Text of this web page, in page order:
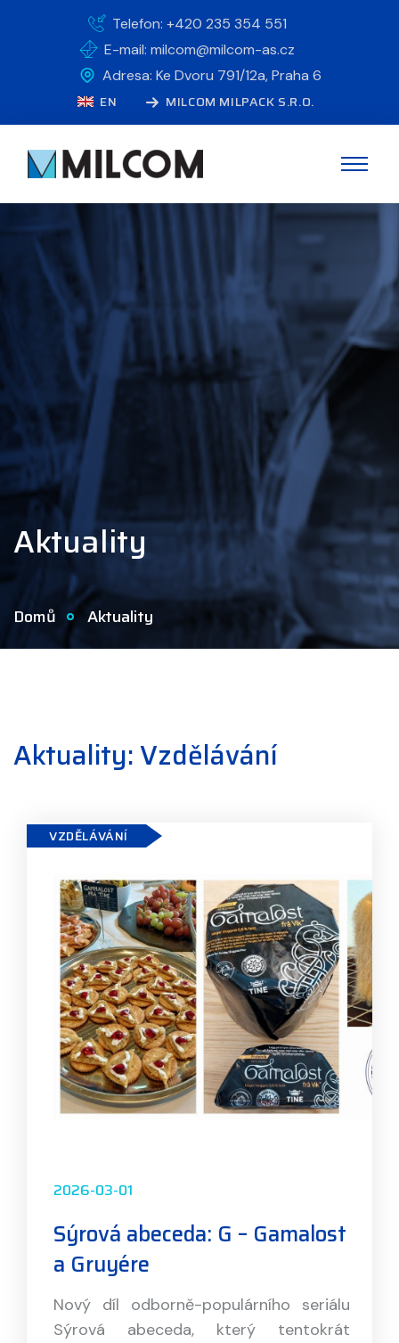
Telefon: +420 235 354 551
E-mail: milcom@milcom-as.cz
Adresa: Ke Dvoru 791/12a, Praha 6
EN MILCOM MILPACK S.R.O.
Aktuality
Domů Aktuality
Aktuality: Vzdělávání
VZDĚLÁVÁNÍ
2026-03-01
Sýrová abeceda: G – Gamalost
a Gruyére
Nový díl odborně-populárního seriálu
Sýrová abeceda, který tentokrát